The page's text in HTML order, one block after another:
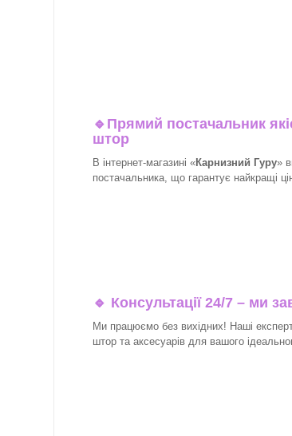
🔹 Прямий постачальник
штор
В інтернет-магазині «Карнизний Гуру»
постачальника, що гарантує найкращі
🔹 Консультації 24/7 – ми
Ми працюємо без вихідних! Наші
штор та аксесуарів для вашого